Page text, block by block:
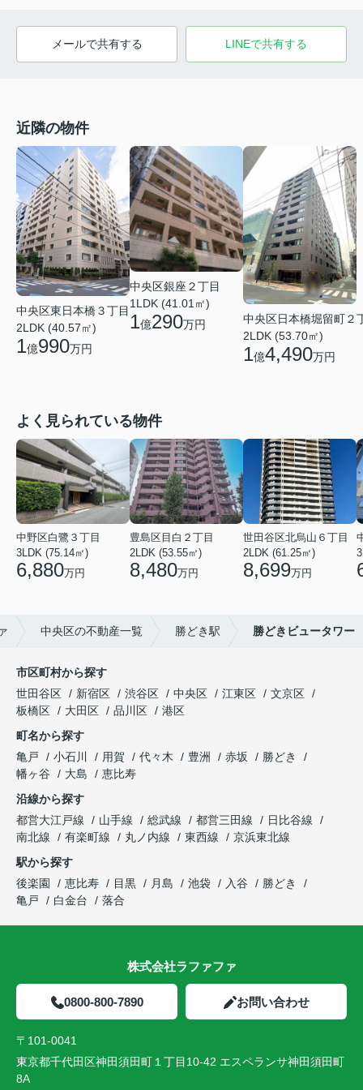
メールで共有する LINEで共有する
近隣の物件
中央区東日本橋３丁目
2LDK (40.57㎡)
1億990万円
中央区銀座２丁目
1LDK (41.01㎡)
1億290万円
中央区日本橋堀留町２
2LDK (53.70㎡)
1億4,490万円
よく見られている物件
中野区白鷺３丁目
3LDK (75.14㎡)
6,880万円
豊島区目白２丁目
2LDK (53.55㎡)
8,480万円
世田谷区北烏山６丁目
2LDK (61.25㎡)
8,699万円
中央区の不動産一覧 勝どき駅 勝どきビュータワー
市区町村から探す
世田谷区
新宿区 渋谷区 中央区 江東区
文京区
板橋区
大田区 品川区
港区
町名から探す
亀戸
小石川 用賀 代々木 豊洲 赤坂
勝どき
幡ヶ谷
大島
恵比寿
沿線から探す
都営大江戸線
山手線 総武線 都営三田線
日比谷線
南北線
有楽町線 丸ノ内線 東西線
京浜東北線
駅から探す
後楽園
恵比寿 目黒 月島 池袋 入谷
勝どき
亀戸
白金台 落合
株式会社ラファファ
0800-800-7890 お問い合わせ
〒101-0041
東京都千代田区神田須田町１丁目10-42 エスペランサ神田須田町
8A